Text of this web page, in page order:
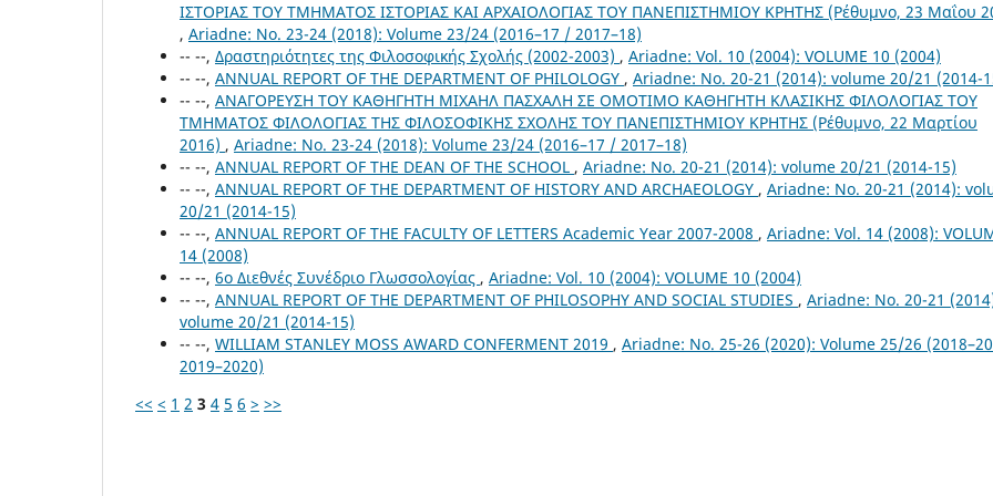
ΙΣΤΟΡΙΑΣ ΤΟΥ ΤΜΗΜΑΤΟΣ ΙΣΤΟΡΙΑΣ ΚΑΙ ΑΡΧΑΙΟΛΟΓΙΑΣ ΤΟΥ ΠΑΝΕΠΙΣΤΗΜΙΟΥ ΚΡΗΤΗΣ (Ρέθυμνο, 23 Μαΐου
, Ariadne: No. 23-24 (2018): Volume 23/24 (2016–17 / 2017–18)
-- --, Δραστηριότητες της Φιλοσοφικής Σχολής (2002-2003) , Ariadne: Vol. 10 (2004): VOLUME 10 (2004)
-- --, ANNUAL REPORT OF THE DEPARTMENT OF PHILOLOGY , Ariadne: No. 20-21 (2014): volume 20/21 (2014-
-- --, ΑΝΑΓΟΡΕΥΣΗ ΤΟΥ ΚΑΘΗΓΗΤΗ ΜΙΧΑΗΛ ΠΑΣΧΑΛΗ ΣΕ ΟΜΟΤΙΜΟ ΚΑΘΗΓΗΤΗ ΚΛΑΣΙΚΗΣ ΦΙΛΟΛΟΓΙΑΣ ΤΟΥ
ΤΜΗΜΑΤΟΣ ΦΙΛΟΛΟΓΙΑΣ ΤΗΣ ΦΙΛΟΣΟΦΙΚΗΣ ΣΧΟΛΗΣ ΤΟΥ ΠΑΝΕΠΙΣΤΗΜΙΟΥ ΚΡΗΤΗΣ (Ρέθυμνο, 22 Μαρτίου
2016) , Ariadne: No. 23-24 (2018): Volume 23/24 (2016–17 / 2017–18)
-- --, ANNUAL REPORT OF THE DEAN OF THE SCHOOL , Ariadne: No. 20-21 (2014): volume 20/21 (2014-15)
-- --, ANNUAL REPORT OF THE DEPARTMENT OF HISTORY AND ARCHAEOLOGY , Ariadne: No. 20-21 (2014):
20/21 (2014-15)
-- --, ANNUAL REPORT OF THE FACULTY OF LETTERS Academic Year 2007-2008 , Ariadne: Vol. 14 (2008):
14 (2008)
-- --, 6ο Διεθνές Συνέδριο Γλωσσολογίας , Ariadne: Vol. 10 (2004): VOLUME 10 (2004)
-- --, ANNUAL REPORT OF THE DEPARTMENT OF PHILOSOPHY AND SOCIAL STUDIES , Ariadne: No. 20-21
volume 20/21 (2014-15)
-- --, WILLIAM STANLEY MOSS AWARD CONFERMENT 2019 , Ariadne: No. 25-26 (2020): Volume 25/26
2019–2020)
<< < 1 2 3 4 5 6 > >>